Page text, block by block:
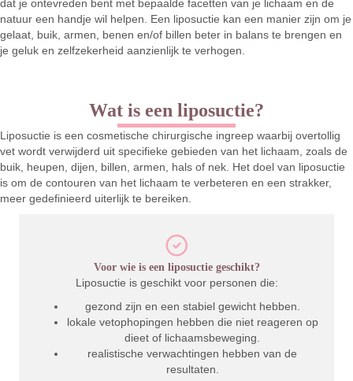
dat je ontevreden bent met bepaalde facetten van je lichaam en de
natuur een handje wil helpen. Een liposuctie kan een manier zijn om je
gelaat, buik, armen, benen en/of billen beter in balans te brengen en
je geluk en zelfzekerheid aanzienlijk te verhogen.
Wat is een liposuctie?
Liposuctie is een cosmetische chirurgische ingreep waarbij overtollig
vet wordt verwijderd uit specifieke gebieden van het lichaam, zoals de
buik, heupen, dijen, billen, armen, hals of nek. Het doel van liposuctie
is om de contouren van het lichaam te verbeteren en een strakker,
meer gedefinieerd uiterlijk te bereiken.
Voor wie is een liposuctie geschikt?
Liposuctie is geschikt voor personen die:
gezond zijn en een stabiel gewicht hebben.
lokale vetophopingen hebben die niet reageren op
dieet of lichaamsbeweging.
realistische verwachtingen hebben van de
resultaten.